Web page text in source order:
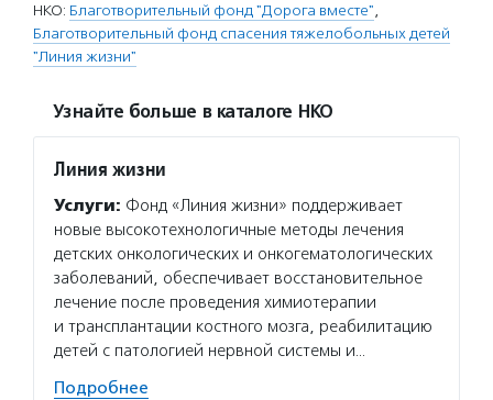
НКО: Благотворительный фонд "Дорога вместе",
Благотворительный фонд спасения тяжелобольных детей
"Линия жизни"
Узнайте больше в каталоге НКО
Линия жизни
Услуги: Фонд «Линия жизни» поддерживает
новые высокотехнологичные методы лечения
детских онкологических и онкогематологических
заболеваний, обеспечивает восстановительное
лечение после проведения химиотерапии
и трансплантации костного мозга, реабилитацию
детей с патологией нервной системы и…
Подробнее